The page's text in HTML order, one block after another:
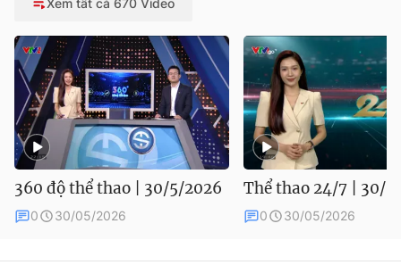
Xem tất cả 670 Video
360 độ thể thao | 30/5/2026
0 30/05/2026
Thể thao 24/7 | 30/
0 30/05/2026